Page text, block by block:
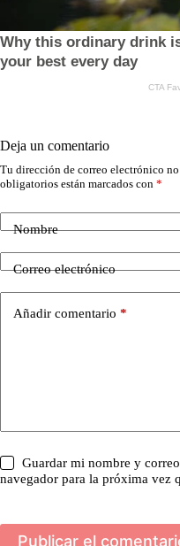
Deja un comentario
Tu dirección de correo electrónico no
obligatorios están marcados con *
Nombre
Correo electrónico
Añadir comentario *
Guardar mi nombre y
navegador para la próxima vez
Publicar el